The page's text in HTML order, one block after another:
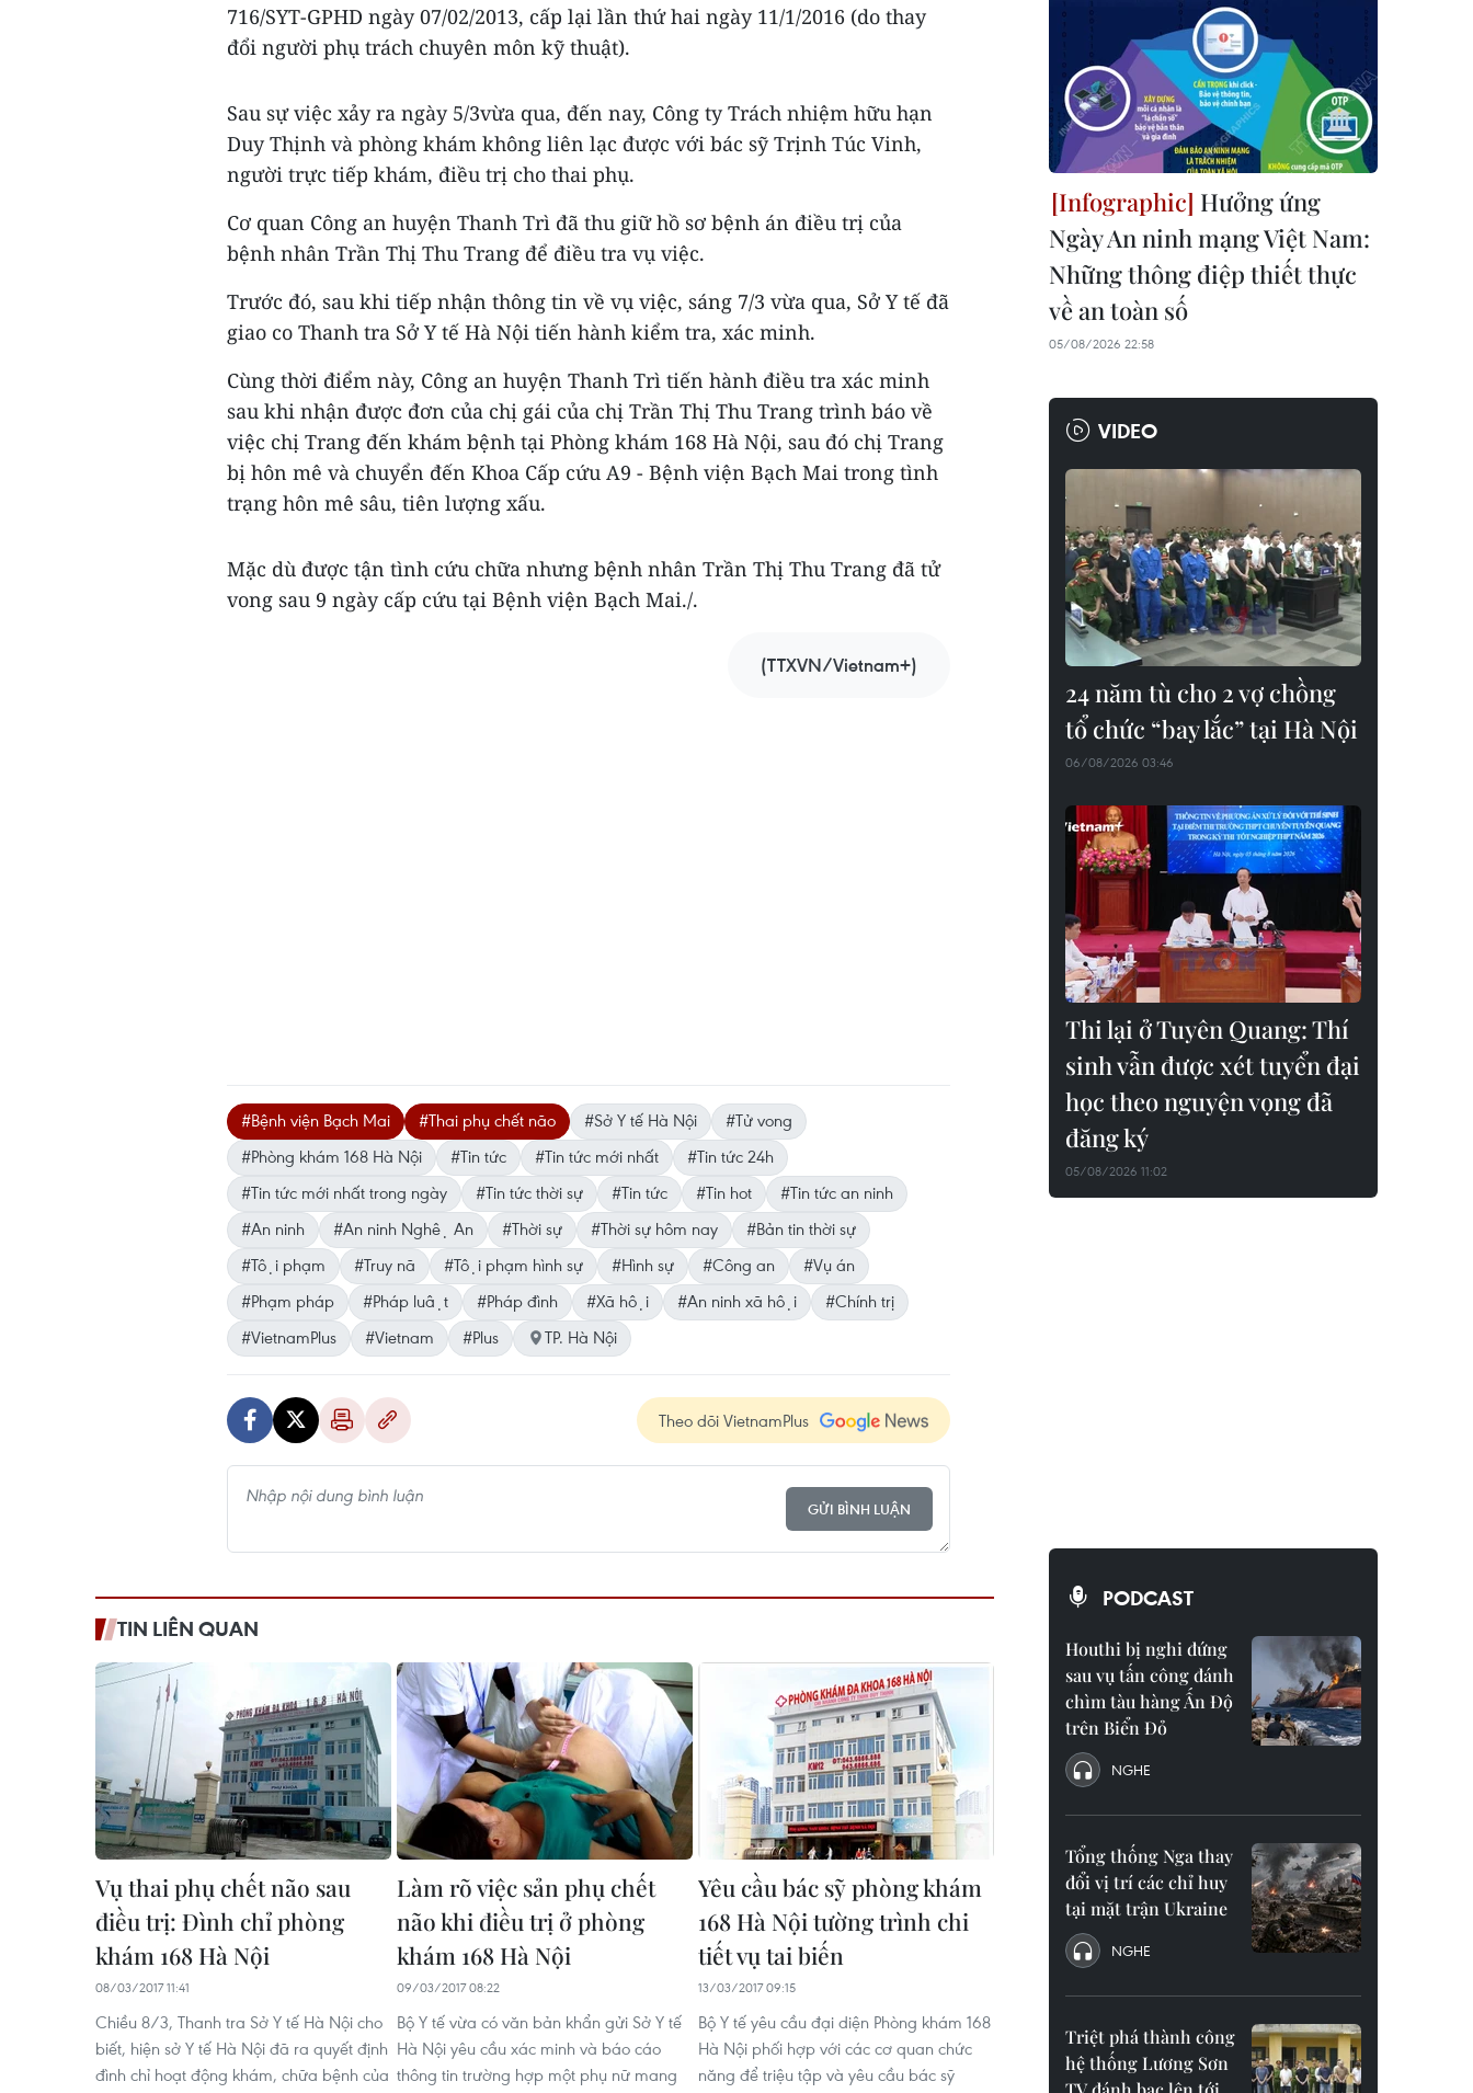
716/SYT-GPHD ngày 07/02/2013, cấp lại lần thứ hai ngày 11/1/2016 (do thay
đổi người phụ trách chuyên môn kỹ thuật).
Sau sự việc xảy ra ngày 5/3vừa qua, đến nay, Công ty Trách nhiệm hữu hạn
Duy Thịnh và phòng khám không liên lạc được với bác sỹ Trịnh Túc Vinh,
người trực tiếp khám, điều trị cho thai phụ.
Cơ quan Công an huyện Thanh Trì đã thu giữ hồ sơ bệnh án điều trị của
bệnh nhân Trần Thị Thu Trang để điều tra vụ việc.
Trước đó, sau khi tiếp nhận thông tin về vụ việc, sáng 7/3 vừa qua, Sở Y tế đã
giao co Thanh tra Sở Y tế Hà Nội tiến hành kiểm tra, xác minh.
Cùng thời điểm này, Công an huyện Thanh Trì tiến hành điều tra xác minh
sau khi nhận được đơn của chị gái của chị Trần Thị Thu Trang trình báo về
việc chị Trang đến khám bệnh tại Phòng khám 168 Hà Nội, sau đó chị Trang
bị hôn mê và chuyển đến Khoa Cấp cứu A9 ​- Bệnh viện Bạch Mai trong tình
trạng hôn mê sâu, tiên lượng xấu.
Mặc dù được tận tình cứu chữa nhưng bệnh nhân Trần Thị Thu Trang đã tử
vong sau 9 ngày cấp cứu tại Bệnh viện Bạch Mai./.
(TTXVN/Vietnam+)
#Bệnh viện Bạch Mai #Thai phụ chết não #Sở Y tế Hà Nội
#Tử vong
#Phòng khám 168 Hà Nội
#Tin tức #Tin tức mới nhất
#Tin tức 24h
#Tin tức mới nhất trong ngày
#Tin tức thời sự #Tin tức #Tin hot
#Tin tức an ninh
#An ninh
#An ninh Nghệ An #Thời sự #Thời sự hôm nay
#Bản tin thời sự
#Tội phạm
#Truy nã #Tội phạm hình sự #Hình sự #Công an
#Vụ án
#Phạm pháp
#Pháp luật #Pháp đình #Xã hội #An ninh xã hội
#Chính trị
#VietnamPlus
#Vietnam #Plus TP. Hà Nội
Theo dõi VietnamPlus
GỬI BÌNH LUẬN
TIN LIÊN QUAN
Vụ thai phụ chết não sau
điều trị: Đình chỉ phòng
khám 168 Hà Nội
08/03/2017 11:41
Chiều 8/3, Thanh tra Sở Y tế Hà Nội cho
biết, hiện sở Y tế Hà Nội đã ra quyết định
đình chỉ hoạt động khám, chữa bệnh của
Làm rõ việc sản phụ chết
não khi điều trị ở phòng
khám 168 Hà Nội
09/03/2017 08:22
Bộ Y tế vừa có văn bản khẩn gửi Sở Y tế
Hà Nội yêu cầu xác minh và báo cáo
thông tin trường hợp một phụ nữ mang
Yêu cầu bác sỹ phòng khám
168 Hà Nội tường trình chi
tiết vụ tai biến
13/03/2017 09:15
Bộ Y tế yêu cầu đại diện Phòng khám 168
Hà Nội phối hợp với các cơ quan chức
năng để triệu tập và yêu cầu bác sỹ
Hưởng ứng
Ngày An ninh mạng Việt Nam:
Những thông điệp thiết thực
về an toàn số
05/08/2026 22:58
VIDEO
24 năm tù cho 2 vợ chồng
tổ chức “bay lắc” tại Hà Nội
06/08/2026 03:46
Thi lại ở Tuyên Quang: Thí
sinh vẫn được xét tuyển đại
học theo nguyện vọng đã
đăng ký
05/08/2026 11:02
PODCAST
Houthi bị nghi đứng
sau vụ tấn công đánh
chìm tàu hàng Ấn Độ
trên Biển Đỏ
NGHE
Tổng thống Nga thay
đổi vị trí các chỉ huy
tại mặt trận Ukraine
NGHE
Triệt phá thành công
hệ thống Lương Sơn